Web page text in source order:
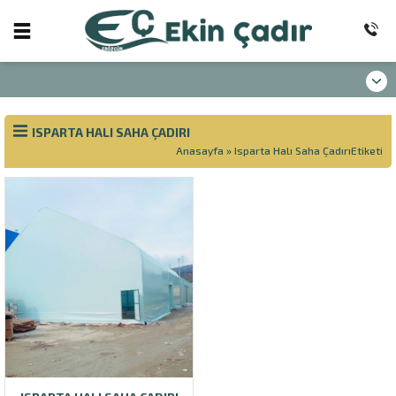
ISPARTA HALI SAHA ÇADIRI
Anasayfa » Isparta Halı Saha ÇadırıEtiketi